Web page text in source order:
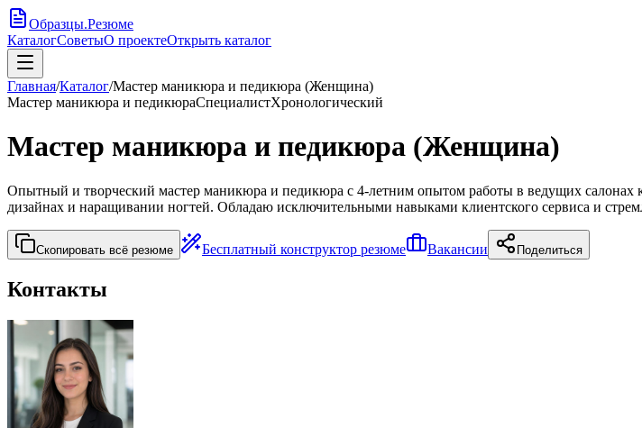
Образцы.Резюме
КаталогСоветыО проектеОткрыть каталог
Главная/Каталог/Мастер маникюра и педикюра (Женщина)
Мастер маникюра и педикюраСпециалистХронологический
Мастер маникюра и педикюра (Женщина)
Опытный и творческий мастер маникюра и педикюра с 4-летним опытом работы в ведущих
дизайнах и наращивании ногтей. Обладаю исключительными навыками клиентского сервиса и
Скопировать всё резюме Бесплатный конструктор резюме Вакансии Поделиться
Контакты